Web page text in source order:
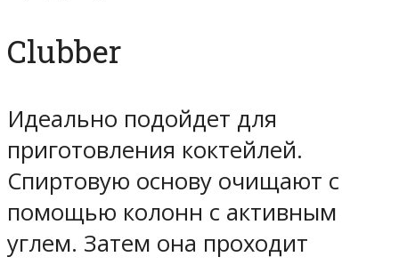
Clubber
Идеально подойдет для
приготовления коктейлей.
Спиртовую основу очищают с
помощью колонн с активным
углем. Затем она проходит